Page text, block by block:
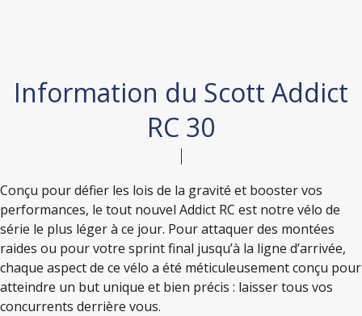
Information du Scott Addict
RC 30
Conçu pour défier les lois de la gravité et booster vos
performances, le tout nouvel Addict RC est notre vélo de
série le plus léger à ce jour. Pour attaquer des montées
raides ou pour votre sprint final jusqu’à la ligne d’arrivée,
chaque aspect de ce vélo a été méticuleusement conçu pour
atteindre un but unique et bien précis : laisser tous vos
concurrents derrière vous.